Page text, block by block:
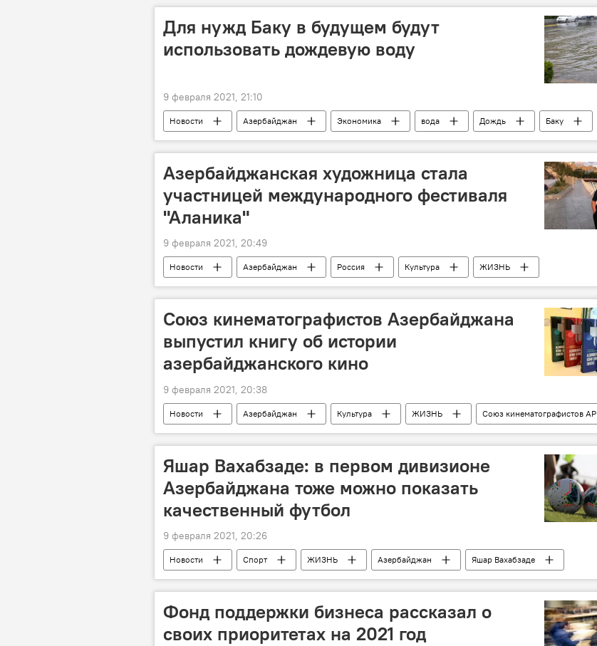
Для нужд Баку в будущем будут
использовать дождевую воду
9 февраля 2021, 21:10
Новости Азербайджан Экономика вода Дождь Баку
Азербайджанская художница стала
участницей международного фестиваля
"Аланика"
9 февраля 2021, 20:49
Новости Азербайджан Россия Культура
ЖИЗНЬ
Владикавказ
фестиваль Художница
Союз кинематографистов Азербайджана
выпустил книгу об истории
азербайджанского кино
9 февраля 2021, 20:38
Новости Азербайджан Культура ЖИЗНЬ
Союз кинематографистов АР
книга
история Кино
Яшар Вахабзаде: в первом дивизионе
Азербайджана тоже можно показать
качественный футбол
9 февраля 2021, 20:26
Новости Спорт ЖИЗНЬ Азербайджан
Яшар Вахабзаде
футбол
АФФА
Фонд поддержки бизнеса рассказал о
своих приоритетах на 2021 год